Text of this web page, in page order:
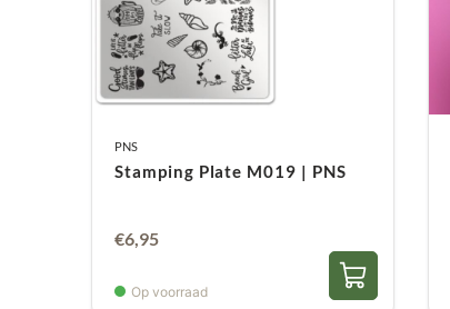
PNS
Stamping Plate M019 | PNS
€6,95
Op voorraad